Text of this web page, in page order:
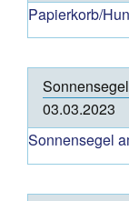
Papierkorb/
03.03.2023
Sonnensegel